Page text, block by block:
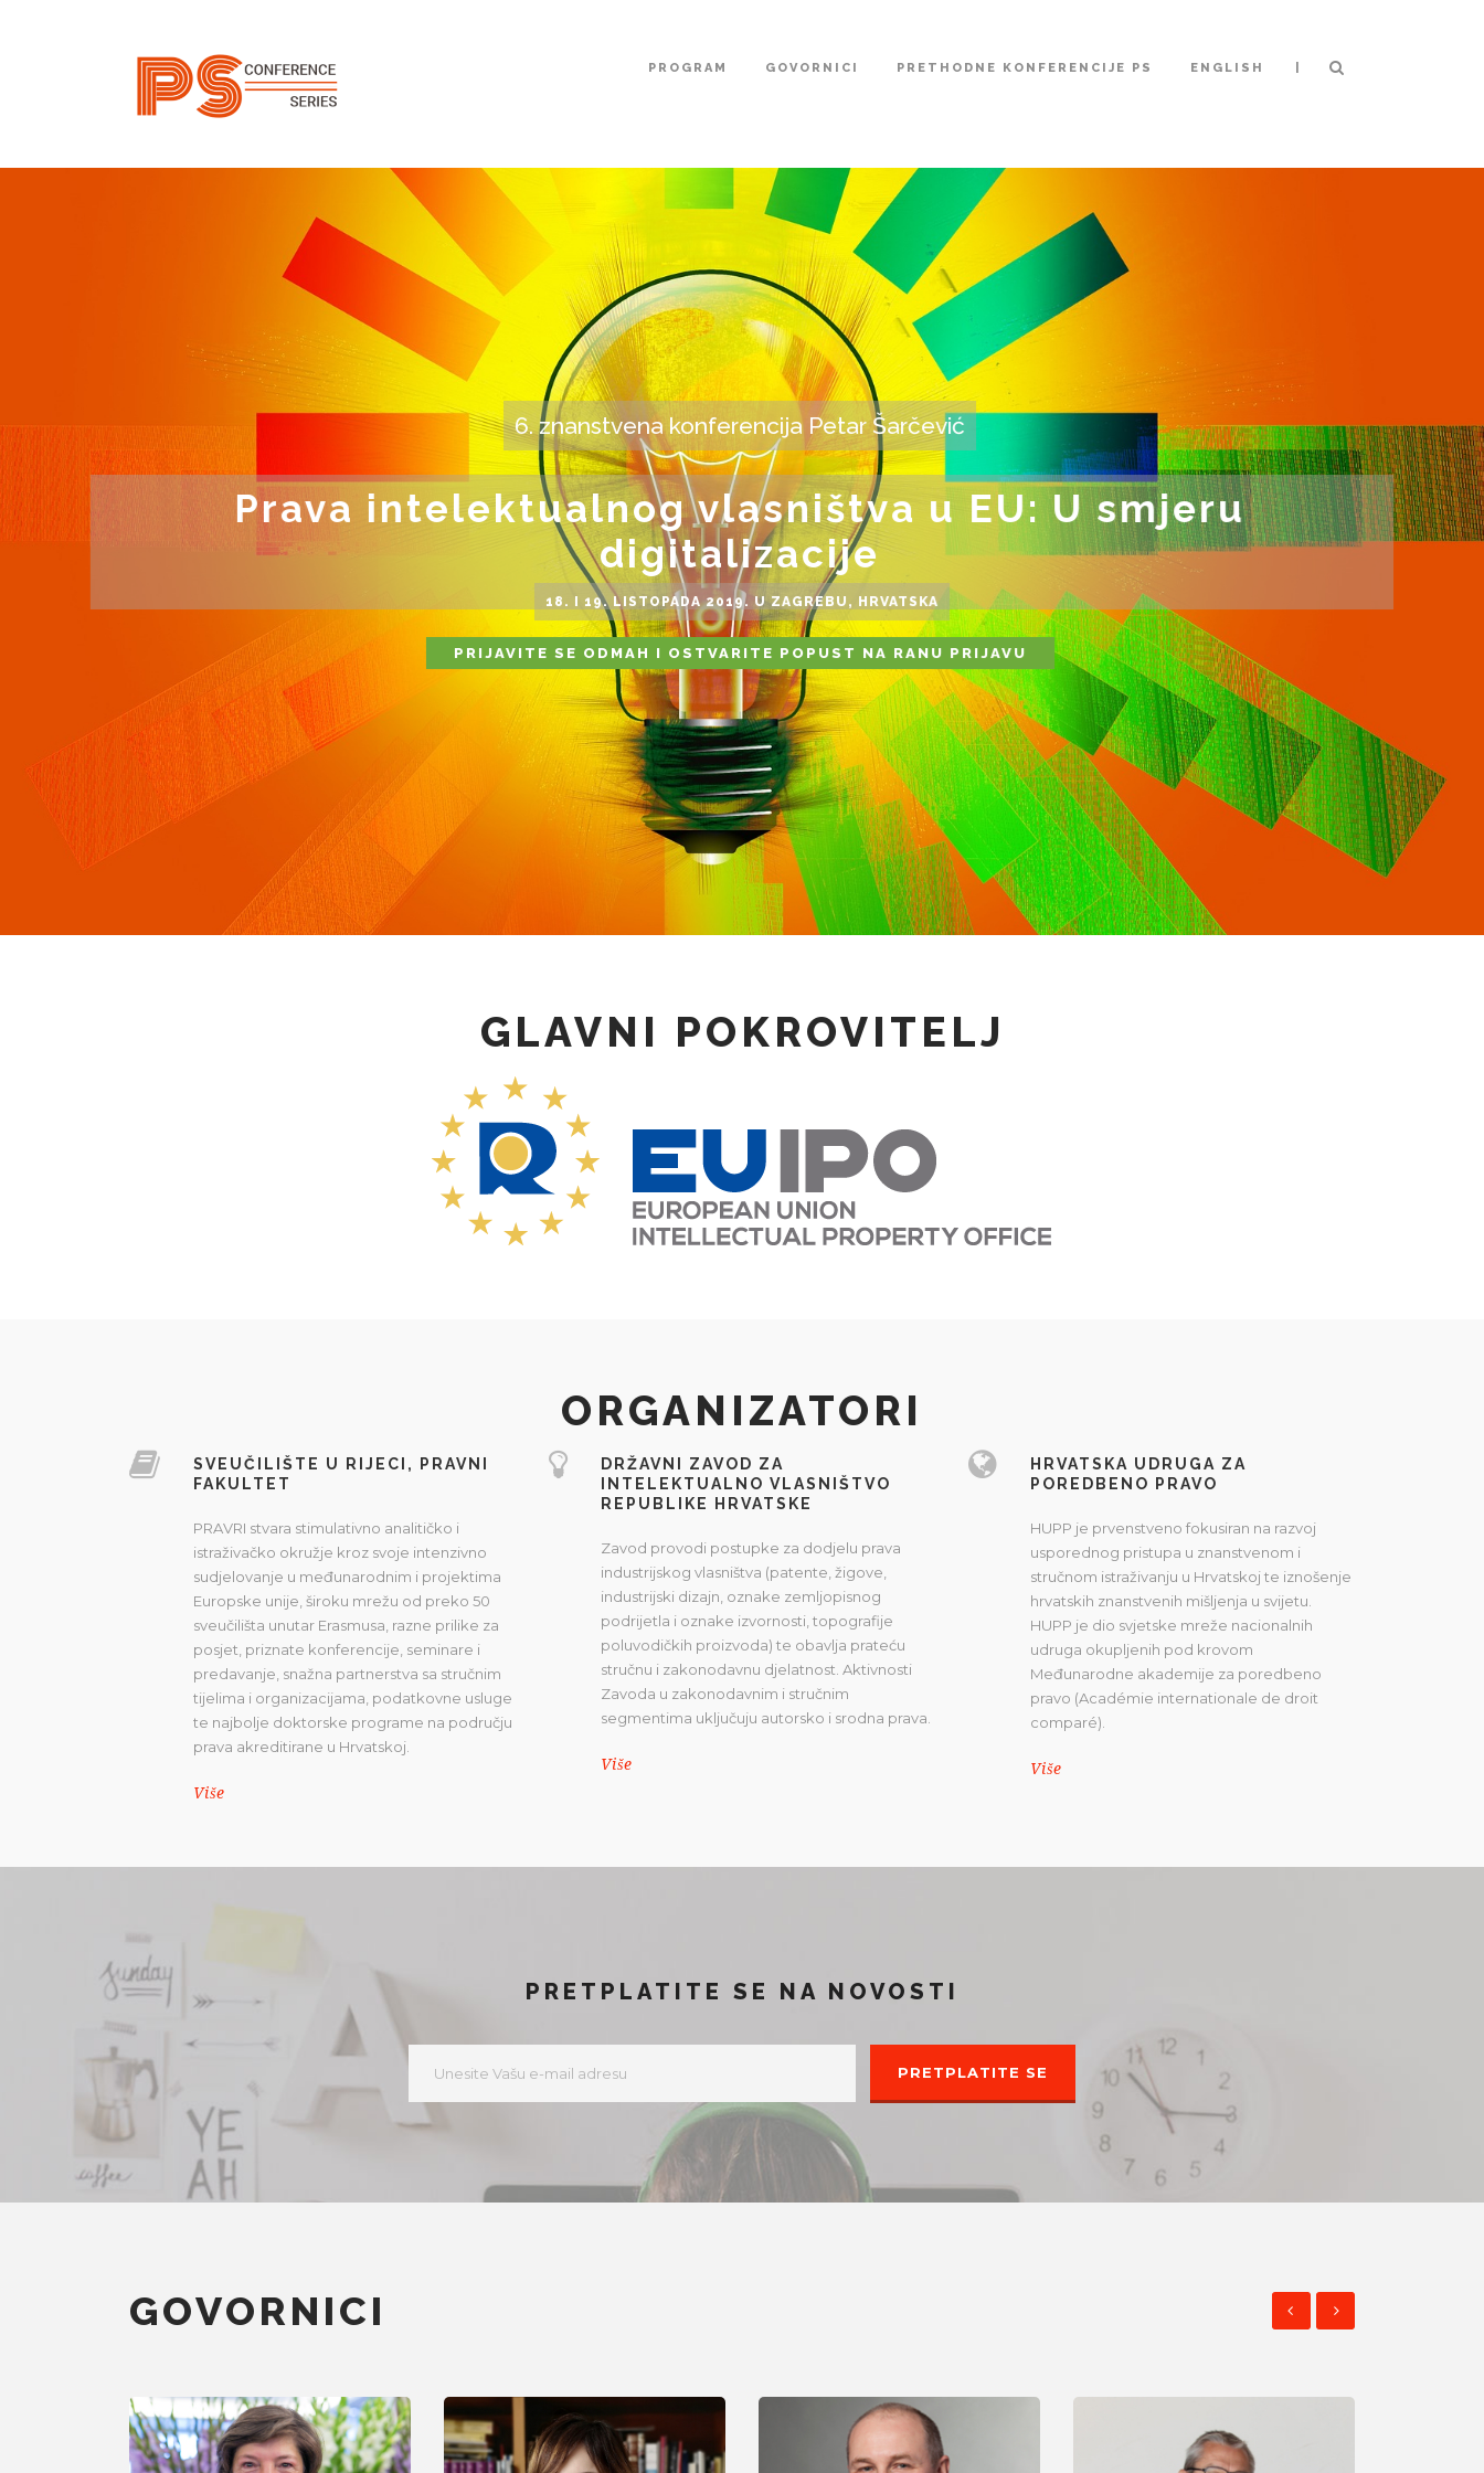
PROGRAM GOVORNICI PRETHODNE KONFERENCIJE PS ENGLISH |
6. znanstvena konferencija Petar Šarčević
Prava intelektualnog vlasništva u EU:U smjeru
digitalizacije
18. I 19. LISTOPADA 2019. U ZAGREBU, HRVATSKA
PRIJAVITE SE ODMAH I OSTVARITE POPUST NA RANU PRIJAVU
GLAVNI POKROVITELJ
ORGANIZATORI
SVEUČILIŠTE U RIJECI, PRAVNI
FAKULTET
PRAVRI stvara stimulativno analitičko i
istraživačko okružje kroz svoje intenzivno
sudjelovanje u međunarodnim i projektima
Europske unije, široku mrežu od preko 50
sveučilišta unutar Erasmusa, razne prilike za
posjet, priznate konferencije, seminare i
predavanje, snažna partnerstva sa stručnim
tijelima i organizacijama, podatkovne usluge
te najbolje doktorske programe na području
prava akreditirane u Hrvatskoj.
Više
DRŽAVNI ZAVOD ZA
INTELEKTUALNO VLASNIŠTVO
REPUBLIKE HRVATSKE
Zavod provodi postupke za dodjelu prava
industrijskog vlasništva (patente, žigove,
industrijski dizajn, oznake zemljopisnog
podrijetla i oznake izvornosti, topografije
poluvodičkih proizvoda) te obavlja prateću
stručnu i zakonodavnu djelatnost. Aktivnosti
Zavoda u zakonodavnim i stručnim
segmentima uključuju autorsko i srodna prava.
Više
HRVATSKA UDRUGA ZA
POREDBENO PRAVO
HUPP je prvenstveno fokusiran na razvoj
usporednog pristupa u znanstvenom i
stručnom istraživanju u Hrvatskoj te iznošenje
hrvatskih znanstvenih mišljenja u svijetu.
HUPP je dio svjetske mreže nacionalnih
udruga okupljenih pod krovom
Međunarodne akademije za poredbeno
pravo (Académie internationale de droit
comparé).
Više
PRETPLATITE SE NA NOVOSTI
GOVORNICI